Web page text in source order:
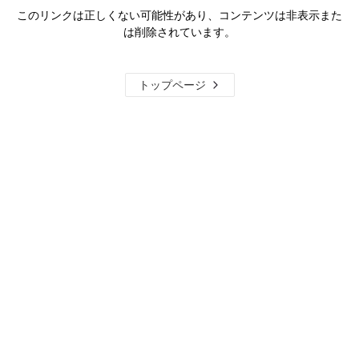
このリンクは正しくない可能性があり、コンテンツは非表示また
は削除されています。
トップページ